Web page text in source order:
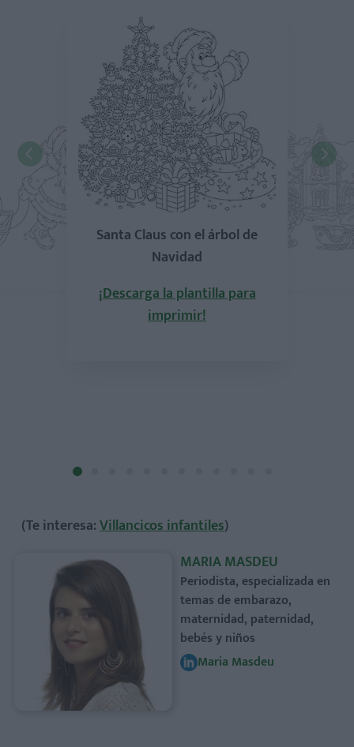
Santa Claus con el árbol de
Navidad
¡Descarga la plantilla para
imprimir!
(Te interesa:Villancicos infantiles)
MARIA MASDEU
Periodista, especializada en
temas de embarazo,
maternidad, paternidad,
bebés y niños
Maria Masdeu